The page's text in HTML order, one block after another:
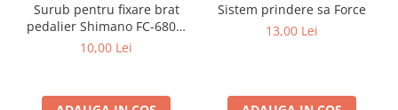
Surub pentru fixare brat
pedalier Shimano FC-6800,
M20
10,00 Lei
Sistem prindere sa Force
13,00 Lei